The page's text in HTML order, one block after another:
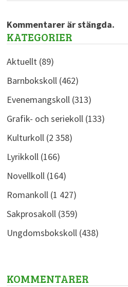
Kommentarer är stängda.
KATEGORIER
Aktuellt (89)
Barnbokskoll (462)
Evenemangskoll (313)
Grafik- och seriekoll (133)
Kulturkoll (2 358)
Lyrikkoll (166)
Novellkoll (164)
Romankoll (1 427)
Sakprosakoll (359)
Ungdomsbokskoll (438)
KOMMENTARER